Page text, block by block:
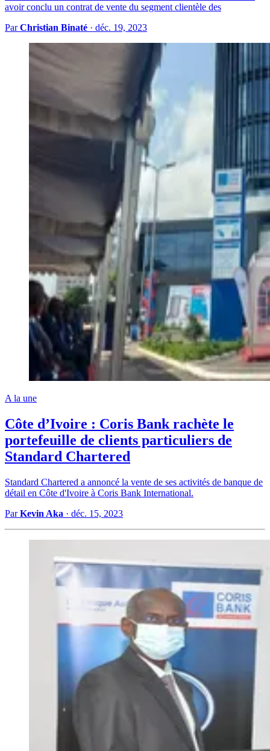
avoir conclu un contrat de vente du segment clientèle des
ParChristian Binaté · déc. 19, 2023
A la une
Côte d’Ivoire : Coris Bank rachète le
portefeuille de clients particuliers de
Standard Chartered
Standard Chartered a annoncé la vente de ses activités de banque de
détail en Côte d'Ivoire à Coris Bank International.
ParKevin Aka · déc. 15, 2023